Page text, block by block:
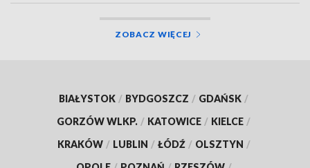
ZOBACZ WIĘCEJ
BIAŁYSTOK / BYDGOSZCZ / GDAŃSK /
GORZÓW WLKP. / KATOWICE / KIELCE /
KRAKÓW / LUBLIN / ŁÓDŹ / OLSZTYN /